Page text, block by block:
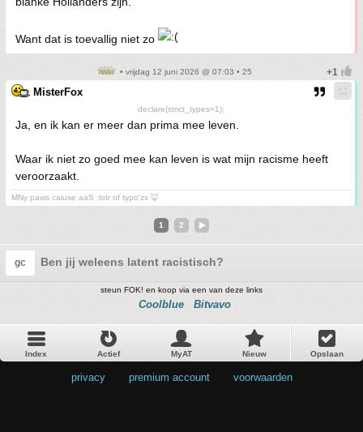
Want dat is toevallig niet zo
• vrijdag 12 juni 2026 @ 07:03 • 25
MisterFox
declare(strict_types=1);
Ja, en ik kan er meer dan prima mee leven.
Waar ik niet zo goed mee kan leven is wat mijn racisme heeft
veroorzaakt.
MNy paws caiuse aaS ;lotr of typo'zx 🦊
1 2
gc Ben jij weleens latent racistisch?
steun FOK! en koop via een van deze links
Coolblue Bitvavo
Index Actief MyAT Nieuw Opslaan
privacy premium account voorwaarden